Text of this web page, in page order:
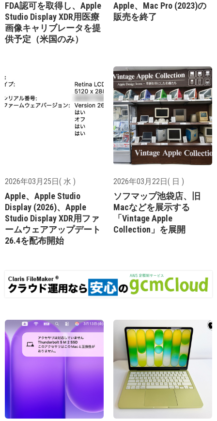
FDA認可を取得し、Apple
Studio Display XDR用医療
画像キャリブレータを提
供予定（米国のみ）
Apple、Mac Pro (2023)の
販売を終了
2026年03月25日( 水 )
Apple、Apple Studio
Display (2026)、Apple
Studio Display XDR用ファ
ームウェアアップデート
26.4を配布開始
2026年03月22日( 日 )
ソフマップ池袋店、旧
Macなどを展示する
「Vintage Apple
Collection」を展開